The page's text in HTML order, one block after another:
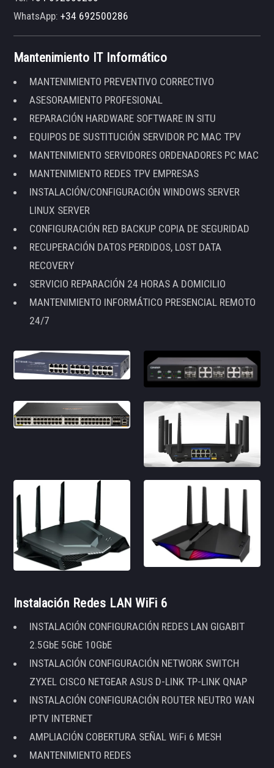
WhatsApp:+34 692500286
Mantenimiento IT Informático
MANTENIMIENTO PREVENTIVO CORRECTIVO
ASESORAMIENTO PROFESIONAL
REPARACIÓN HARDWARE SOFTWARE IN SITU
EQUIPOS DE SUSTITUCIÓN SERVIDOR PC MAC TPV
MANTENIMIENTO SERVIDORES ORDENADORES PC MAC
MANTENIMIENTO REDES TPV EMPRESAS
INSTALACIÓN/CONFIGURACIÓN WINDOWS SERVER
LINUX SERVER
CONFIGURACIÓN RED BACKUP COPIA DE SEGURIDAD
RECUPERACIÓN DATOS PERDIDOS, LOST DATA
RECOVERY
SERVICIO REPARACIÓN 24 HORAS A DOMICILIO
MANTENIMIENTO INFORMÁTICO PRESENCIAL REMOTO
24/7
Instalación Redes LAN WiFi 6
INSTALACIÓN CONFIGURACIÓN REDES LAN GIGABIT
2.5GbE 5GbE 10GbE
INSTALACIÓN CONFIGURACIÓN NETWORK SWITCH
ZYXEL CISCO NETGEAR ASUS D-LINK TP-LINK QNAP
INSTALACIÓN CONFIGURACIÓN ROUTER NEUTRO WAN
IPTV INTERNET
AMPLIACIÓN COBERTURA SEÑAL WiFi 6 MESH
MANTENIMIENTO REDES